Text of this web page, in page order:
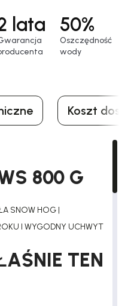
lata 50%
Oszczędność
wody
Koszt
800 G
SNOW HOG |
l WYGODNY UCHWYT
TEN